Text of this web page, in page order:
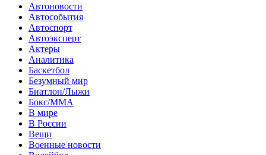
Автоновости
Автособытия
Автоспорт
Автоэксперт
Актеры
Аналитика
Баскетбол
Безумный мир
Биатлон/Лыжи
Бокс/MMA
В мире
В России
Вещи
Военные новости